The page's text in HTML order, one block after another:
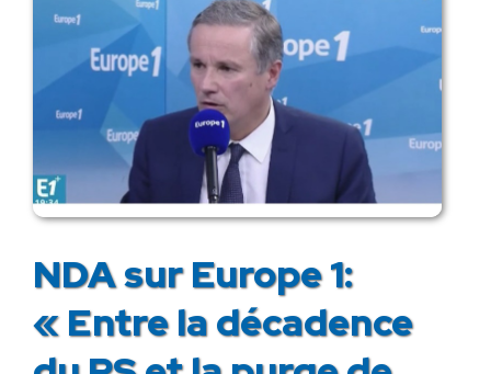
NDA sur Europe 1:
« Entre la décadence